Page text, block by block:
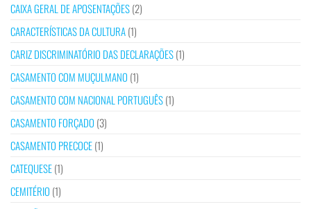
CAIXA GERAL DE APOSENTAÇÕES(2)
CARACTERÍSTICAS DA CULTURA(1)
CARIZ DISCRIMINATÓRIO DAS DECLARAÇÕES(1)
CASAMENTO COM MUÇULMANO (1)
CASAMENTO COM NACIONAL PORTUGUÊS(1)
CASAMENTO FORÇADO (3)
CASAMENTO PRECOCE(1)
CATEQUESE(1)
CEMITÉRIO (1)